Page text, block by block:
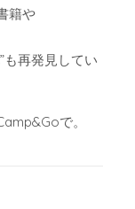
籍や
も再発見してい
で。